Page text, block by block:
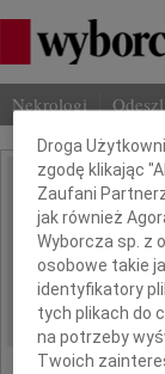
Nekrologi
IMIĘ I NAZWISKO:
REGION:
DATA EMISJI:
Dbamy o Twoją
Droga
zgodę klikając
Zaufani
jak również
Wyborcza sp. z
osobowe takie
identyfikatory
tych plikach do
na potrzeby
Twoich